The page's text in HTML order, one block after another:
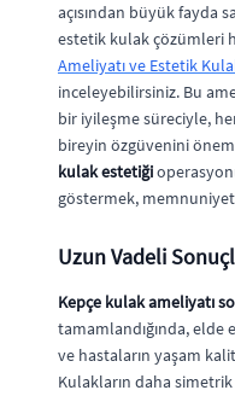
açısından büyük fayda
estetik kulak çözümleri
Ameliyatı ve Estetik
inceleyebilirsiniz. Bu
bir iyileşme süreciyle,
bireyin özgüvenini
kulak estetiği
göstermek, memnuniyet
Uzun Vadeli
Kepçe kulak ameliyatı
tamamlandığında, elde
ve hastaların yaşam
Kulakların daha